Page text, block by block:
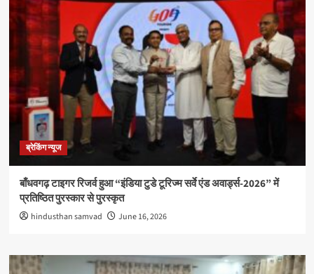
ब्रेकिंग न्यूज
बाँधवगढ़ टाइगर रिजर्व हुआ “इंडिया टुडे टूरिज्म सर्वे एंड अवार्ड्स-2026” में
प्रतिष्ठित पुरस्कार से पुरस्कृत
hindusthan samvad June 16, 2026